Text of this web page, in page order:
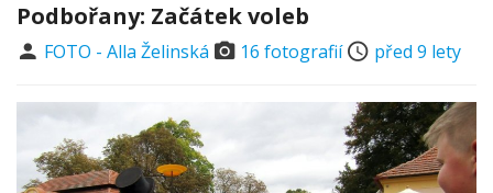
Podbořany: Začátek voleb
FOTO - Alla Želinská 16 fotografií před 9 lety